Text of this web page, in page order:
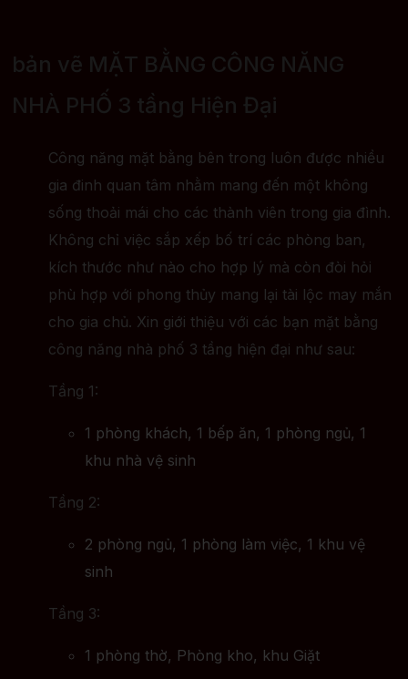
bản vẽ MẶT BẰNG CÔNG NĂNG
NHÀ PHỐ 3 tầng Hiện Đại
Công năng mặt bằng bên trong luôn được nhiều
gia đinh quan tâm nhằm mang đến một không
sống thoải mái cho các thành viên trong gia đình.
Không chỉ việc sắp xếp bố trí các phòng ban,
kích thước như nào cho hợp lý mà còn đòi hỏi
phù hợp với phong thủy mang lại tài lộc may mắn
cho gia chủ. Xin giới thiệu với các bạn mặt bằng
công năng nhà phố 3 tầng hiện đại như sau:
Tầng 1:
1 phòng khách, 1 bếp ăn, 1 phòng ngủ, 1
khu nhà vệ sinh
Tầng 2:
2 phòng ngủ, 1 phòng làm việc, 1 khu vệ
sinh
Tầng 3:
1 phòng thờ, Phòng kho, khu Giặt